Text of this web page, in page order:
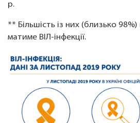
р.
** Більшість із них (близько 98%)
матиме ВІЛ-інфекції.